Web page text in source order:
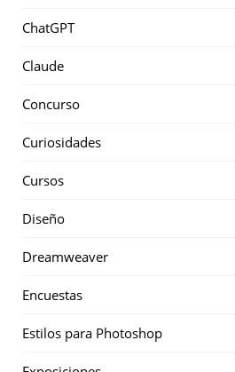
ChatGPT
Claude
Concurso
Curiosidades
Cursos
Diseño
Dreamweaver
Encuestas
Estilos para Photoshop